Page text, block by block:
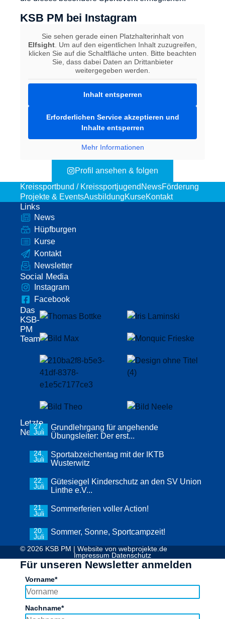
KSB PM bei Instagram
Sie sehen gerade einen Platzhalterinhalt von
Elfsight . Um auf den eigentlichen Inhalt zuzugreifen,
klicken Sie auf die Schaltfläche unten. Bitte beachten
Sie, dass dabei Daten an Drittanbieter
weitergegeben werden.
Inhalt entsperren
Erforderlichen Service akzeptieren und
Inhalte entsperren
Mehr Informationen
Profil ansehen & folgen
Kreissportbund / Kreissportjugend NewsFörderung
Projekte & EventsAusbildungKurseKontakt
Links
News
Hüpfburgen
Kurse
Kontakt
Newsletter
Social Media
Instagram
Facebook
Das
KSB-
PM
Team
Letzte
News
27.
Juli
Grundlehrgang für angehende
Übungsleiter: Der erst...
24.
Juli
Sportabzeichentag mit der IKTB
Wusterwitz
22.
Juli
Gütesiegel Kinderschutz an den SV Union
Linthe e.V...
21.
Juli
Sommerferien voller Action!
20.
Juli
Sommer, Sonne, Sportcampzeit!
© 2026 KSB PM | Website von webprojekte.de
Impressum Datenschutz
Für unseren Newsletter anmelden
Vorname*
Nachname*